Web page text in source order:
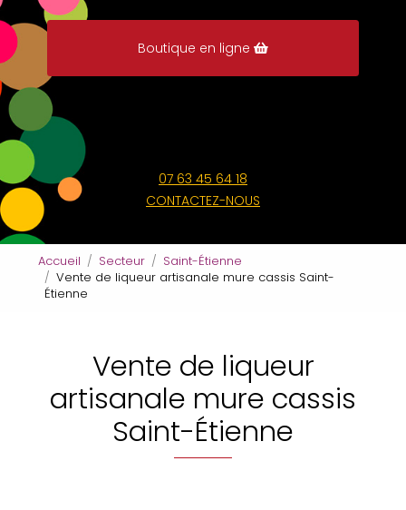
Boutique en ligne
07 63 45 64 18
CONTACTEZ-NOUS
Accueil Secteur
Saint-Étienne
Vente de liqueur artisanale mure cassis Saint-
Étienne
Vente de liqueur
artisanale mure cassis
Saint-Étienne